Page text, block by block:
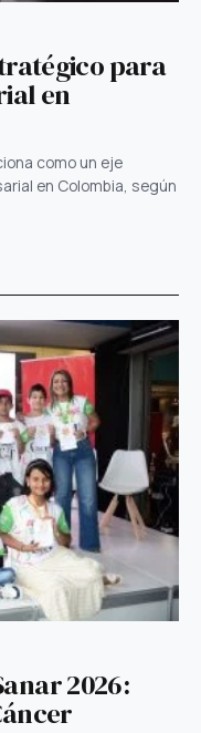
para
en
como un eje
en Colombia, según
2026: